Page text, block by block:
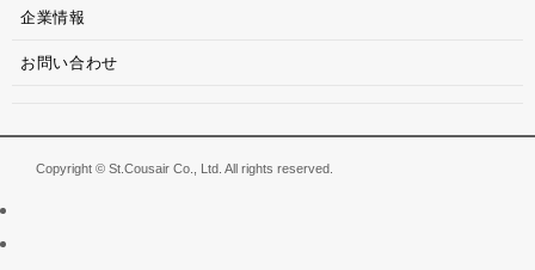
企業情報
お問い合わせ
Copyright © St.Cousair Co., Ltd. All rights reserved.